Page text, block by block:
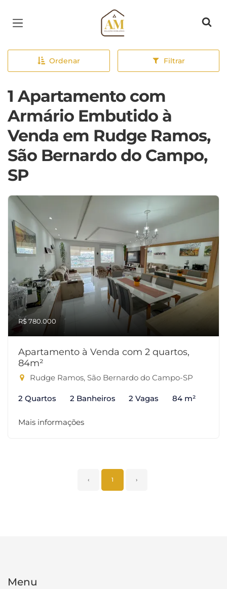
Página inicial
Ordenar Filtrar
1 Apartamento com
Armário Embutido à
Venda em Rudge Ramos,
São Bernardo do Campo,
SP
R$ 780.000
Apartamento à Venda com 2 quartos,
84m²
Rudge Ramos, São Bernardo do Campo-SP
2 Quartos 2 Banheiros 2 Vagas 84 m²
Mais informações
‹ 1 ›
Menu